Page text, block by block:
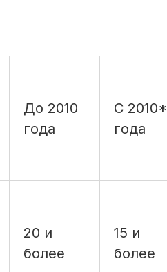
До 2010
года
С 2010*
года
20 и
более
15 и
более